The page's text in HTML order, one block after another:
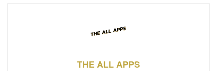
THE ALL APPS